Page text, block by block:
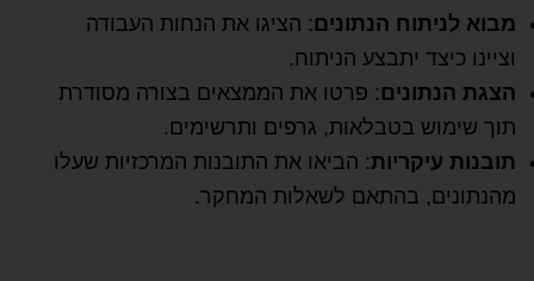
מבוא לניתוח הנתונים: הציגו את הנחות העבודה
וציינו כיצד יתבצע הניתוח.
הצגת הנתונים: פרטו את הממצאים בצורה מסודרת
תוך שימוש בטבלאות, גרפים ותרשימים.
תובנות עיקריות: הביאו את התובנות המרכזיות שעלו
מהנתונים, בהתאם לשאלות המחקר.